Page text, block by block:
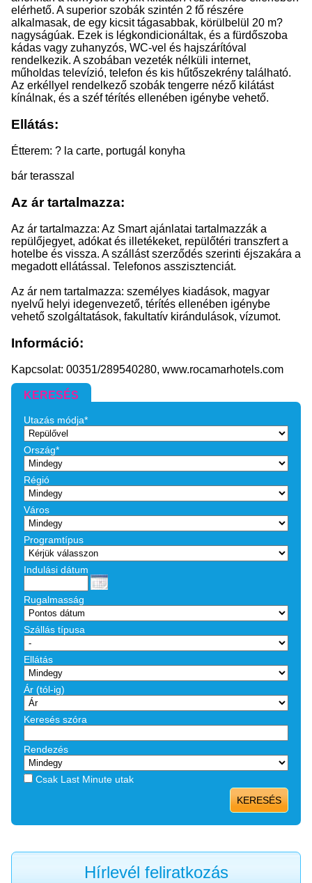
elérhető. A superior szobák szintén 2 fő részére
alkalmasak, de egy kicsit tágasabbak, körülbelül 20 m?
nagyságúak. Ezek is légkondicionáltak, és a fürdőszoba
kádas vagy zuhanyzós, WC-vel és hajszárítóval
rendelkezik. A szobában vezeték nélküli internet,
műholdas televízió, telefon és kis hűtőszekrény található.
Az erkéllyel rendelkező szobák tengerre néző kilátást
kínálnak, és a széf térítés ellenében igénybe vehető.
Ellátás:
Étterem: ? la carte, portugál konyha
bár terasszal
Az ár tartalmazza:
Az ár tartalmazza: Az Smart ajánlatai tartalmazzák a
repülőjegyet, adókat és illetékeket, repülőtéri transzfert a
hotelbe és vissza. A szállást szerződés szerinti éjszakára a
megadott ellátással. Telefonos asszisztenciát.
Az ár nem tartalmazza: személyes kiadások, magyar
nyelvű helyi idegenvezető, térítés ellenében igénybe
vehető szolgáltatások, fakultatív kirándulások, vízumot.
Információ:
Kapcsolat: 00351/289540280, www.rocamarhotels.com
KERESÉS
Utazás módja*
Ország*
Régió
Város
Programtípus
Indulási dátum
Rugalmasság
Szállás típusa
Ellátás
Ár (tól-ig)
Keresés szóra
Rendezés
Csak Last Minute utak
KERESÉS
Hírlevél feliratkozás